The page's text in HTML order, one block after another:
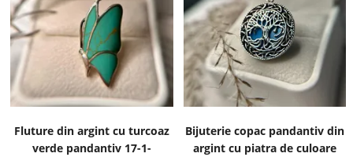
Fluture din argint cu turcoaz
verde pandantiv 17-1-
Bijuterie copac pandantiv din
argint cu piatra de culoare